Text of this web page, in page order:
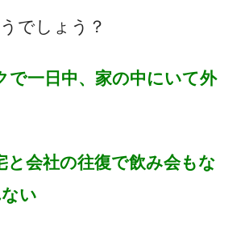
でしょう？
一日中、家の中にいて外
会社の往復で飲み会もな
い